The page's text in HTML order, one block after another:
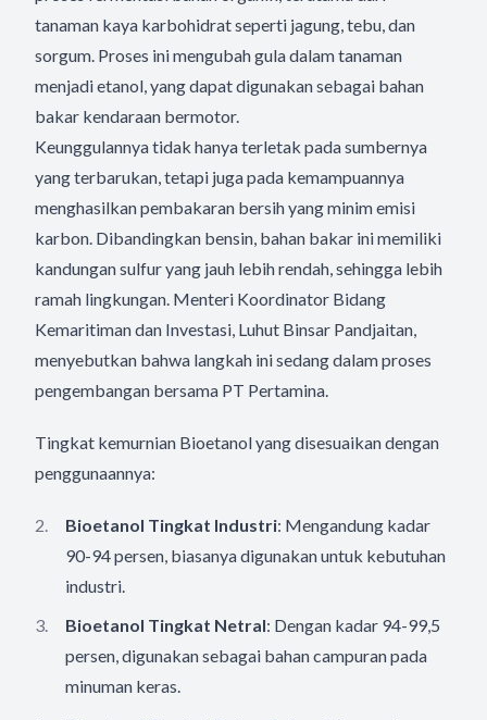
tanaman kaya karbohidrat seperti jagung, tebu, dan
sorgum. Proses ini mengubah gula dalam tanaman
menjadi etanol, yang dapat digunakan sebagai bahan
bakar kendaraan bermotor.
Keunggulannya tidak hanya terletak pada sumbernya
yang terbarukan, tetapi juga pada kemampuannya
menghasilkan pembakaran bersih yang minim emisi
karbon. Dibandingkan bensin, bahan bakar ini memiliki
kandungan sulfur yang jauh lebih rendah, sehingga lebih
ramah lingkungan. Menteri Koordinator Bidang
Kemaritiman dan Investasi, Luhut Binsar Pandjaitan,
menyebutkan bahwa langkah ini sedang dalam proses
pengembangan bersama PT Pertamina.
Tingkat kemurnian Bioetanol yang disesuaikan dengan
penggunaannya:
Bioetanol Tingkat Industri: Mengandung kadar
90-94 persen, biasanya digunakan untuk kebutuhan
industri.
Bioetanol Tingkat Netral: Dengan kadar 94-99,5
persen, digunakan sebagai bahan campuran pada
minuman keras.